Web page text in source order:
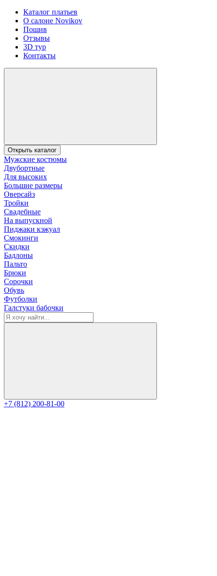
Каталог платьев
О салоне Novikov
Пошив
Отзывы
3D тур
Контакты
Открыть каталог
Мужские костюмы
Двубортные
Для высоких
Большие размеры
Оверсайз
Тройки
Свадебные
На выпускной
Пиджаки кэжуал
Смокинги
Скидки
Бадлоны
Пальто
Брюки
Сорочки
Обувь
Футболки
Галстуки бабочки
+7 (812) 200-81-00